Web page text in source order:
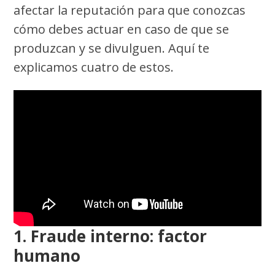
afectar la reputación para que conozcas
cómo debes actuar en caso de que se
produzcan y se divulguen. Aquí te
explicamos cuatro de estos.
1. Fraude interno: factor
humano